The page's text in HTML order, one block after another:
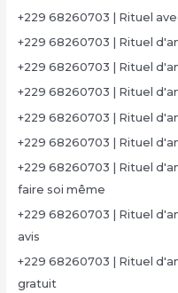
+229 68260703 | Rituel
+229 68260703 | Rituel
+229 68260703 | Rituel
+229 68260703 | Rituel
+229 68260703 | Rituel
+229 68260703 | Rituel
+229 68260703 | Rituel
faire soi même
+229 68260703 | Rituel
avis
+229 68260703 | Rituel
gratuit